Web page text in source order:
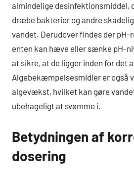
almindelige desinfektionsmiddel,
dræbe bakterier og andre
vandet. Derudover findes der pH-
enten kan hæve eller sænke pH-
at sikre, at de ligger inden for det
Algebekæmpelsesmidler er også
algevækst, hvilket kan gøre
ubehageligt at svømme i.
Betydningen af
dosering